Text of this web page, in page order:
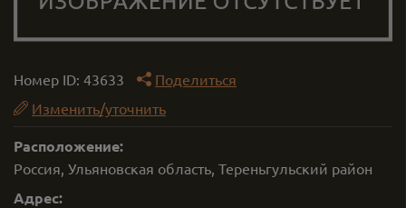
Номер ID: 43633
Поделиться
Изменить/уточнить
Расположение:
Россия, Ульяновская область, Тереньгульский район
Адрес: